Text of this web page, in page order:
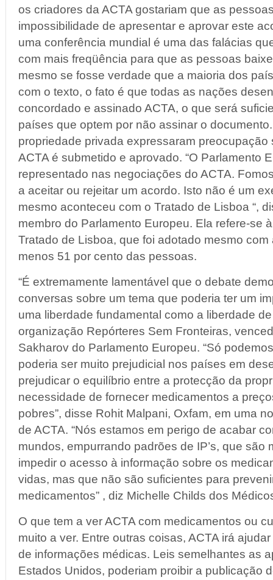
os criadores da ACTA gostariam que as
impossibilidade de apresentar e aprovar este
uma conferência mundial é uma das falácias
com mais freqüência para que as pessoas
mesmo se fosse verdade que a maioria dos
com o texto, o fato é que todas as nações
concordado e assinado ACTA, o que será
países que optem por não assinar o
propriedade privada expressaram preocupação
ACTA é submetido e aprovado. “O Parlamento
representado nas negociações do ACTA.
a aceitar ou rejeitar um acordo. Isto não é um
mesmo aconteceu com o Tratado de Lisboa “,
membro do Parlamento Europeu. Ela refere-se
Tratado de Lisboa, que foi adotado mesmo
menos 51 por cento das pessoas.
“É extremamente lamentável que o debate
conversas sobre um tema que poderia ter um
uma liberdade fundamental como a liberdade
organização Repórteres Sem Fronteiras,
Sakharov do Parlamento Europeu. “Só
poderia ser muito prejudicial nos países em
prejudicar o equilíbrio entre a protecção da
necessidade de fornecer medicamentos a
pobres”, disse Rohit Malpani, Oxfam, em uma
de ACTA. “Nós estamos em perigo de acabar
mundos, empurrando padrões de IP’s, que são
impedir o acesso à informação sobre os
vidas, mas que não são suficientes para
medicamentos” , diz Michelle Childs dos
O que tem a ver ACTA com medicamentos ou
muito a ver. Entre outras coisas, ACTA irá
de informações médicas. Leis semelhantes as
Estados Unidos, poderiam proibir a publicação